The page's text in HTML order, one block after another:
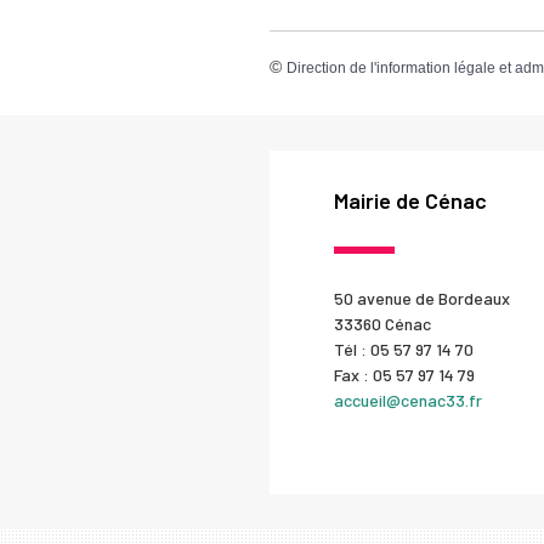
© Direction de l'information légale et
Mairie de Cénac
50 avenue de Bordeaux
33360 Cénac
Tél : 05 57 97 14 70
Fax : 05 57 97 14 79
accueil@cenac33.fr